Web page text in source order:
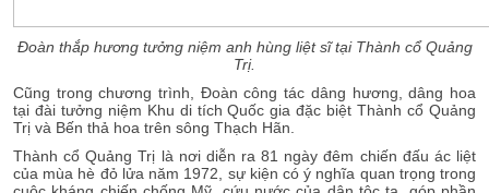
Đoàn thắp hương tưởng niệm anh hùng liệt sĩ tại Thành cổ Quảng
Trị.
Cũng trong chương trình, Đoàn công tác dâng hương, dâng hoa
tại đài tưởng niệm Khu di tích Quốc gia đặc biệt Thành cổ Quảng
Trị và Bến thả hoa trên sông Thạch Hãn.
Thành cổ Quảng Trị là nơi diễn ra 81 ngày đêm chiến đấu ác liệt
của mùa hè đỏ lửa năm 1972, sự kiện có ý nghĩa quan trọng trong